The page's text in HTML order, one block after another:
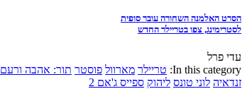
הסרט האלמנה השחורה עובר סופית
לסטרימינג, צפו בטריילר החדש
עדי פרל
In this category: טריילר מארוול פוסטר תור: אהבה ורעם
זנדאיה לוני טונס ליהוק ספייס ג'אם 2